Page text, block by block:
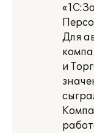
Для
и